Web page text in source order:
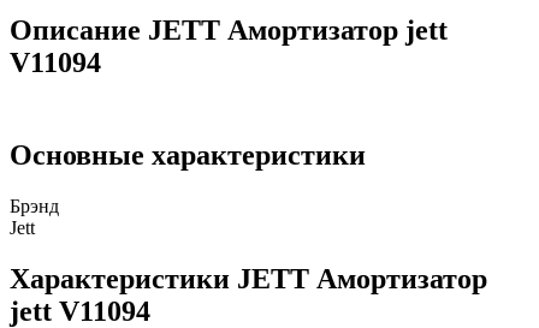
Описание JETT Амортизатор jett
V11094
Основные характеристики
Брэнд
Jett
Характеристики JETT Амортизатор
jett V11094